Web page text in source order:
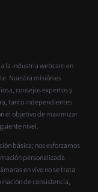
la industria webcam en
Nuestra misión es
consejos expertos y
tanto independientes
el objetivo de maximizar
nivel.
básica; nos esforzamos
personalizada.
en vivo no se trata
de consistencia,